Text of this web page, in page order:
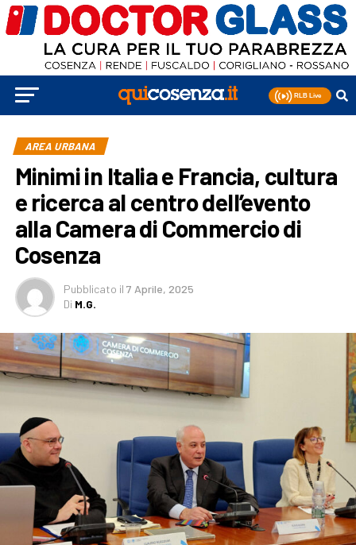
AREA URBANA
Minimi in Italia e Francia, cultura
e ricerca al centro dell’evento
alla Camera di Commercio di
Cosenza
Pubblicato il 7 Aprile, 2025
Di M.G.